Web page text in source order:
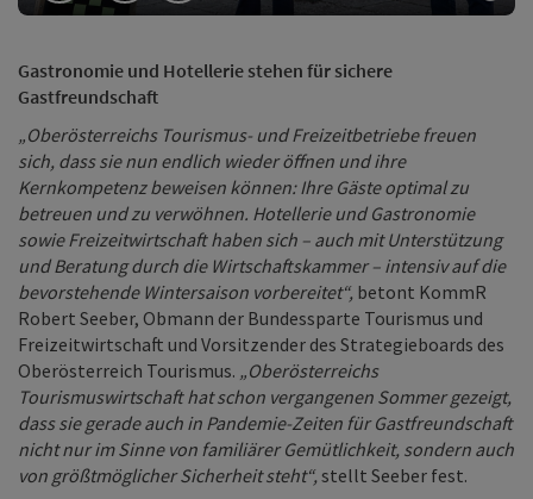
Gastronomie und Hotellerie stehen für sichere
Gastfreundschaft
„Oberösterreichs Tourismus- und Freizeitbetriebe freuen
sich, dass sie nun endlich wieder öffnen und ihre
Kernkompetenz beweisen können: Ihre Gäste optimal zu
betreuen und zu verwöhnen. Hotellerie und Gastronomie
sowie Freizeitwirtschaft haben sich – auch mit Unterstützung
und Beratung durch die Wirtschaftskammer – intensiv auf die
bevorstehende Wintersaison vorbereitet“, betont KommR
Robert Seeber, Obmann der Bundessparte Tourismus und
Freizeitwirtschaft und Vorsitzender des Strategieboards des
Oberösterreich Tourismus. „Oberösterreichs
Tourismuswirtschaft hat schon vergangenen Sommer gezeigt,
dass sie gerade auch in Pandemie-Zeiten für Gastfreundschaft
nicht nur im Sinne von familiärer Gemütlichkeit, sondern auch
von größtmöglicher Sicherheit steht“, stellt Seeber fest.